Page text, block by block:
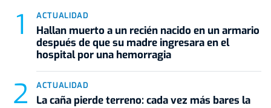
ACTUALIDAD
Hallan muerto a un recién nacido en un armario
después de que su madre ingresara en el
hospital por una hemorragia
ACTUALIDAD
La caña pierde terreno: cada vez más bares la